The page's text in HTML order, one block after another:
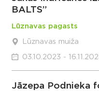
BALTS”
Lūznavas pagasts
Lūznavas muiža
03.10.2023 -
Jāzepa Podnieka